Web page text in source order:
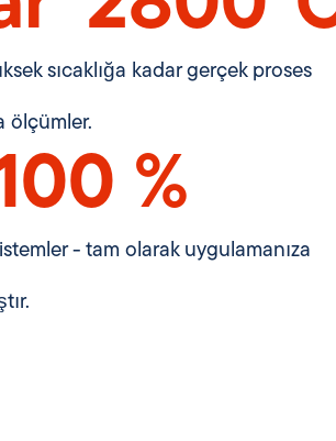
sıcaklığa kadar gerçek proses
ölçümler.
- tam olarak uygulamanıza
%